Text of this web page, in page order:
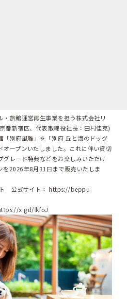
旅館運営再生事業を担う株式会社リ
都新宿区、代表取締役社長：田村佳克)
「別府風雅」を「別府 丘と海のドッグ
オープンいたしました。これに伴い貸切
グレード特典などをお楽しみいただけ
を2026年8月31日まで販売いたしま
ト 公式サイト：https://beppu-
x.gd/lkfoJ